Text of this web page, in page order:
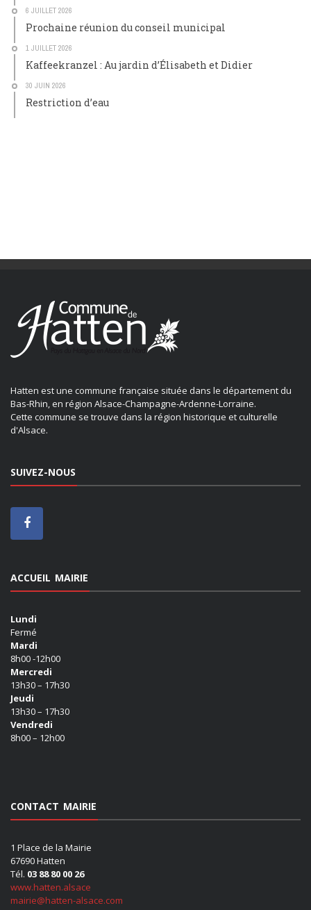
6 JUILLET 2026
Prochaine réunion du conseil municipal
1 JUILLET 2026
Kaffeekranzel : Au jardin d’Élisabeth et Didier
30 JUIN 2026
Restriction d’eau
Hatten est une commune française située dans le département du
Bas-Rhin, en région Alsace-Champagne-Ardenne-Lorraine.
Cette commune se trouve dans la région historique et culturelle
d'Alsace.
SUIVEZ-NOUS
ACCUEIL MAIRIE
Lundi
Fermé
Mardi
8h00 -12h00
Mercredi
13h30 – 17h30
Jeudi
13h30 – 17h30
Vendredi
8h00 – 12h00
CONTACT MAIRIE
1 Place de la Mairie
67690 Hatten
Tél. 03 88 80 00 26
www.hatten.alsace
mairie@hatten-alsace.com